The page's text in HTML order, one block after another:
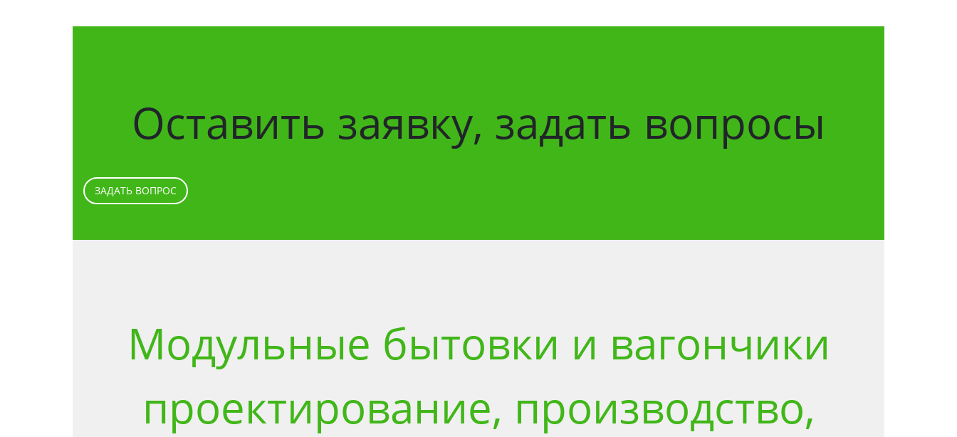
Оставить заявку, задать вопросы
ЗАДАТЬ ВОПРОС
Модульные бытовки и вагончики
проектирование, производство,